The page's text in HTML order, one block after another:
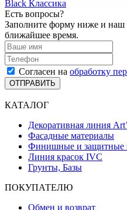
Black Классика
Есть вопросы?
Заполните форму ниже и наш
ближайшее время.
Согласен на обработку
ОТПРАВИТЬ
КАТАЛОГ
Декоративная линия
Фасадные материалы
Финишные и защитные
Линия красок IVC
Грунты, Базы
ПОКУПАТЕЛЮ
Обмен и возврат